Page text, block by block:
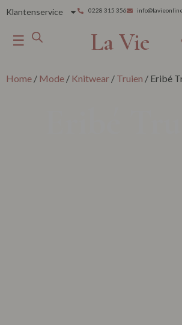
Klantenservice 0228 315 356
☰ La Vie
Home / Mode / Knitwear / Truien / Eribé